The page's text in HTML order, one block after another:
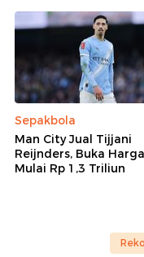
Sepakbola
Man City Jual Tijjani
Reijnders, Buka Harga
Mulai Rp 1,3 Triliun